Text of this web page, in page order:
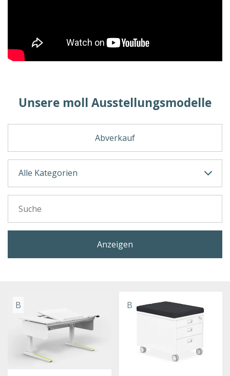
Unsere moll Ausstellungsmodelle
Abverkauf
Anzeigen
B B